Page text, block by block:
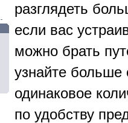
разглядеть
если вас
можно брать
узнайте больше
одинаковое
по удобству